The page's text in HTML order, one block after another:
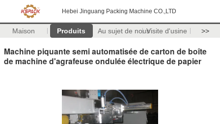
Hebei Jinguang Packing Machine CO.,LTD
Maison Produits Au sujet de nousVisite d'usine >>
Machine piquante semi automatisée de carton de boîte
de machine d'agrafeuse ondulée électrique de papier